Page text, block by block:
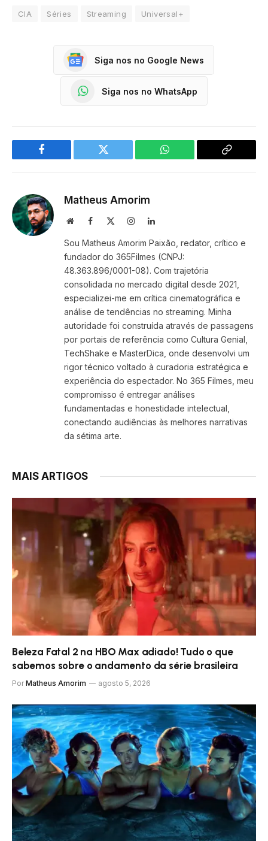
CIA Séries Streaming Universal+
Siga nos no Google News
Siga nos no WhatsApp
Facebook Twitter WhatsApp
Copy
Matheus Amorim
WebsiteFacebook InstagramLinkedIn
Sou Matheus Amorim Paixão, redator, crítico e
fundador do 365Filmes (CNPJ:
48.363.896/0001-08). Com trajetória
consolidada no mercado digital desde 2021,
especializei-me em crítica cinematográfica e
análise de tendências no streaming. Minha
autoridade foi construída através de passagens
por portais de referência como Cultura Genial,
TechShake e MasterDica, onde desenvolvi um
rigor técnico voltado à curadoria estratégica e
experiência do espectador. No 365 Filmes, meu
compromisso é entregar análises
fundamentadas e honestidade intelectual,
conectando audiências às melhores narrativas
da sétima arte.
MAIS ARTIGOS
Beleza Fatal 2 na HBO Max adiado! Tudo o que
sabemos sobre o andamento da série brasileira
Por Matheus Amorim agosto 5, 2026